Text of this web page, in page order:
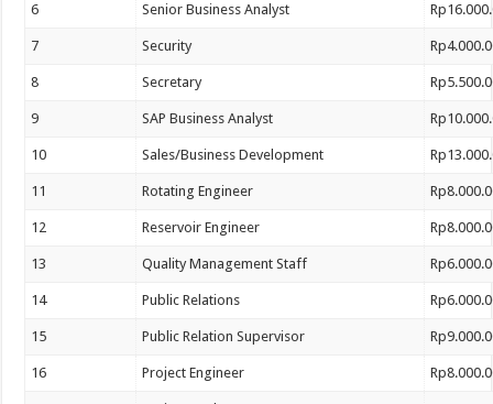
6 Senior Business Analyst
7 Security
8 Secretary
9 SAP Business Analyst
10 Sales/Business Development
11 Rotating Engineer
12 Reservoir Engineer
13 Quality Management Staff
14 Public Relations
15 Public Relation Supervisor
16 Project Engineer